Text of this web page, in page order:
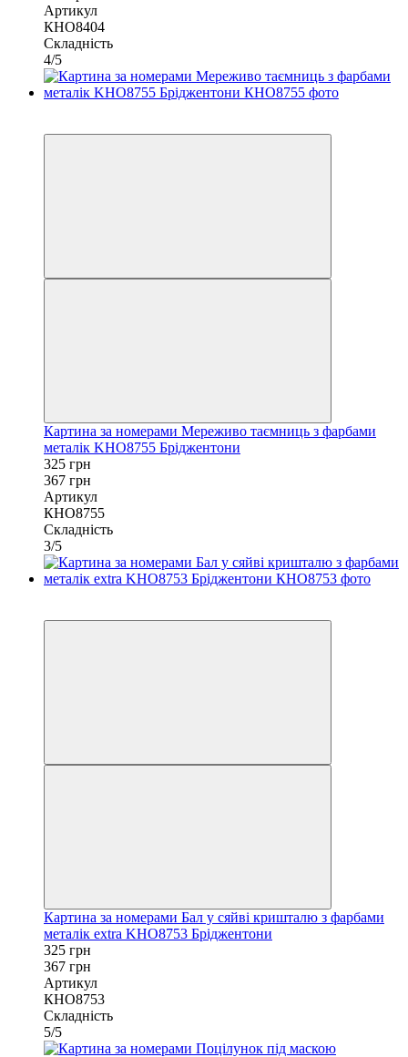
Артикул
КНО8404
Складність
4/5
Картина за номерами Мереживо таємниць з фарбами
металік KHO8755 Бріджентони
325 грн
367 грн
Артикул
КНО8755
Складність
3/5
Картина за номерами Бал у сяйві кришталю з фарбами
металік extra KHO8753 Бріджентони
325 грн
367 грн
Артикул
КНО8753
Складність
5/5